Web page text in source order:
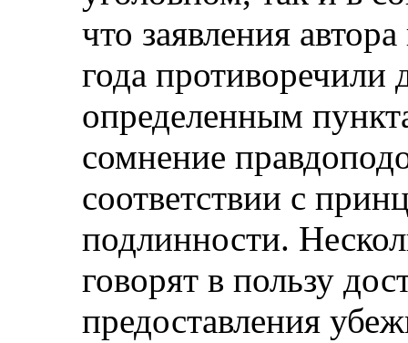
что заявления
года противоречили
определенным
сомнение
соответствии с
подлинности.
говорят в пользу
предоставления